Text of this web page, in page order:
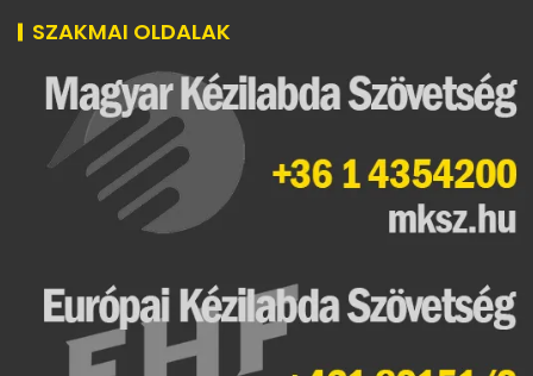
SZAKMAI OLDALAK